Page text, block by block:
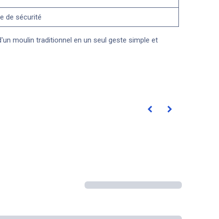
de sécurité
moulin traditionnel en un seul geste simple et